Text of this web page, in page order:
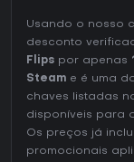
Usando o nosso
desconto
Flips por apenas
Steam e é uma
chaves listadas
disponíveis para
Os preços já
promocionais